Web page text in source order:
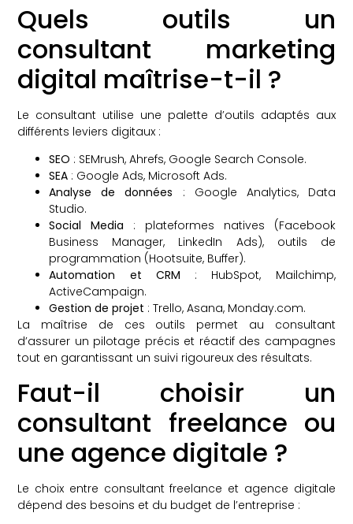
Quels outils un
consultant marketing
digital maîtrise-t-il ?
Le consultant utilise une palette d’outils adaptés aux
différents leviers digitaux :
SEO : SEMrush, Ahrefs, Google Search Console.
SEA : Google Ads, Microsoft Ads.
Analyse de données : Google Analytics, Data
Studio.
Social Media : plateformes natives (Facebook
Business Manager, LinkedIn Ads), outils de
programmation (Hootsuite, Buffer).
Automation et CRM : HubSpot, Mailchimp,
ActiveCampaign.
Gestion de projet : Trello, Asana, Monday.com.
La maîtrise de ces outils permet au consultant
d’assurer un pilotage précis et réactif des campagnes
tout en garantissant un suivi rigoureux des résultats.
Faut-il choisir un
consultant freelance ou
une agence digitale ?
Le choix entre consultant freelance et agence digitale
dépend des besoins et du budget de l’entreprise :